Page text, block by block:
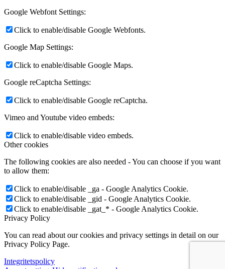
Google Webfont Settings:
Click to enable/disable Google Webfonts.
Google Map Settings:
Click to enable/disable Google Maps.
Google reCaptcha Settings:
Click to enable/disable Google reCaptcha.
Vimeo and Youtube video embeds:
Click to enable/disable video embeds.
Other cookies
The following cookies are also needed - You can choose if you want
to allow them:
Click to enable/disable _ga - Google Analytics Cookie.
Click to enable/disable _gid - Google Analytics Cookie.
Click to enable/disable _gat_* - Google Analytics Cookie.
Privacy Policy
You can read about our cookies and privacy settings in detail on our
Privacy Policy Page.
Integritetspolicy